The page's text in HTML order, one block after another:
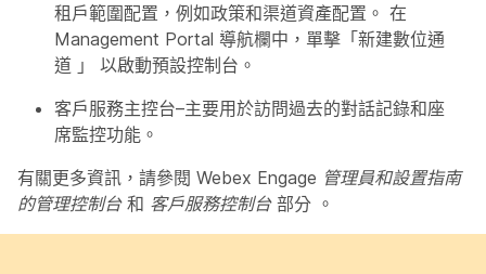
租戶範圍配置，例如政策和渠道資產配置。 在
Management Portal 導航欄中，單擊「新建數位通
道 」
以啟動預設控制台。
客戶服務主控台–主要用於訪問過去的對話記錄和座
席監控功能。
有關更多資訊，請參閱 Webex Engage 管理員和設置指南
的管理控制台和 客戶服務控制台部分 。